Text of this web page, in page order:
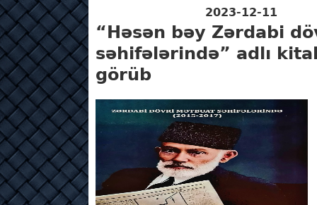
2023-12-11
“Həsən bəy Zərdabi
səhifələrində” adlı
görüb